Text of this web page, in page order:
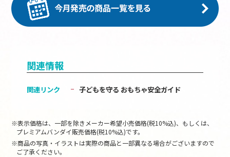
関連情報
関連リンク 子どもを守る おもちゃ安全ガイド
※表示価格は、一部を除きメーカー希望小売価格(税10%込)、もしくは、
プレミアムバンダイ販売価格(税10%込)です。
※商品の写真・イラストは実際の商品と一部異なる場合がございますので
ご了承ください。